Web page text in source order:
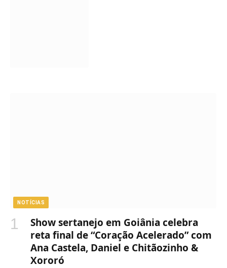
NOTÍCIAS
Show sertanejo em Goiânia celebra
reta final de “Coração Acelerado” com
Ana Castela, Daniel e Chitãozinho &
Xororó